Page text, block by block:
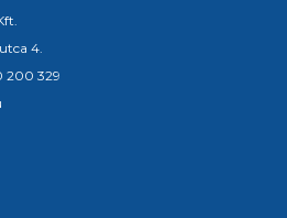
4.
200 329